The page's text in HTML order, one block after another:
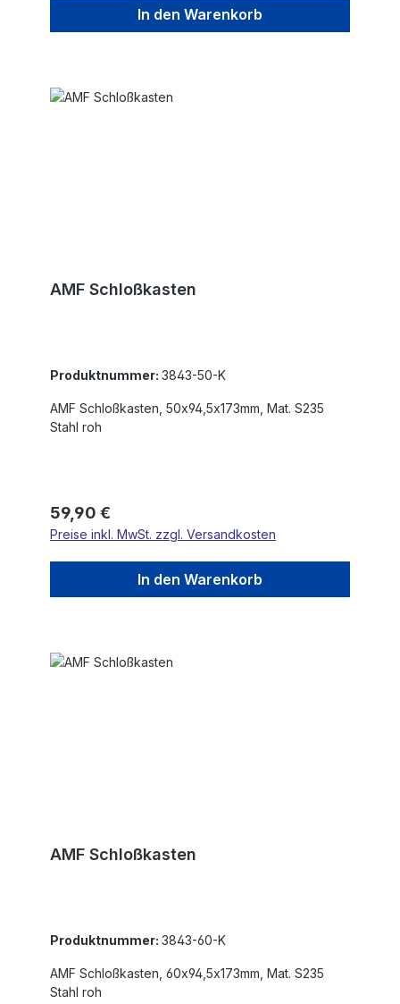
In den Warenkorb
AMF Schloßkasten
Produktnummer: 3843-50-K
AMF Schloßkasten, 50x94,5x173mm, Mat. S235
Stahl roh
Regulärer Preis:
59,90 €
Preise inkl. MwSt. zzgl. Versandkosten
In den Warenkorb
AMF Schloßkasten
Produktnummer: 3843-60-K
AMF Schloßkasten, 60x94,5x173mm, Mat. S235
Stahl roh